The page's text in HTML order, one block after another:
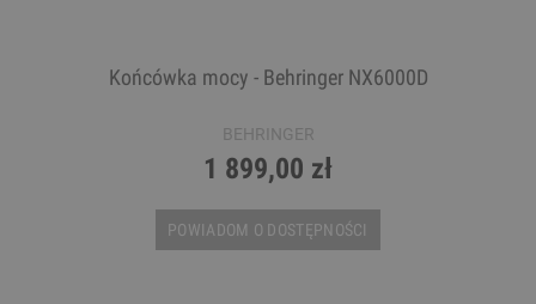
Końcówka mocy - Behringer NX6000D
BEHRINGER
1 899,00 zł
POWIADOM O DOSTĘPNOŚCI